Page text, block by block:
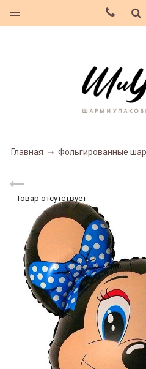
Главная Фольгированные
Товар отсутствует